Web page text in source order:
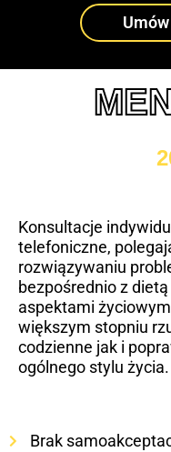
Konsultacje
telefoniczne,
rozwiązywaniu
bezpośrednio z
aspektami
większym stopniu
codzienne jak i
ogólnego stylu życia.
Brak